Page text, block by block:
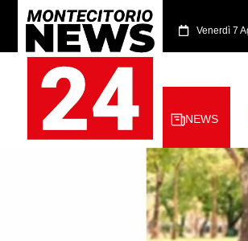
Venerdì 7
NEWS